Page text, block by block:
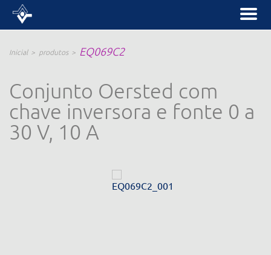
Inicial produtos EQ069C2
Conjunto Oersted com
chave inversora e fonte 0 a
30 V, 10 A